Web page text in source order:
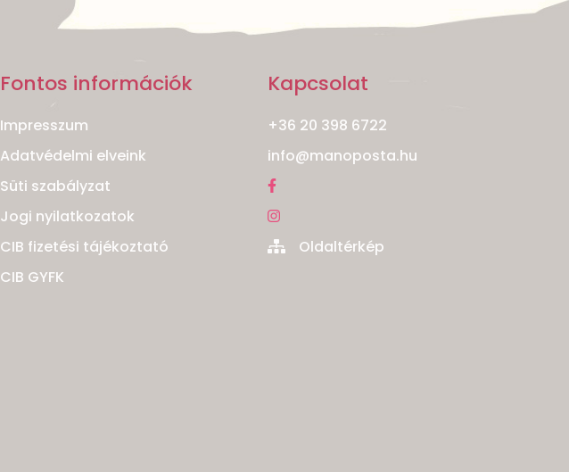
Fontos információk
Impresszum
Adatvédelmi elveink
Süti szabályzat
Jogi nyilatkozatok
CIB fizetési tájékoztató
CIB GYFK
Kapcsolat
+36 20 398 6722
info@manoposta.hu
Oldaltérkép